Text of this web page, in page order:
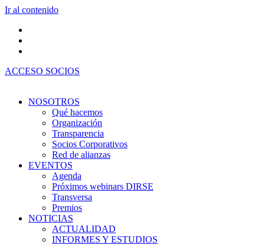
Ir al contenido
ACCESO SOCIOS
NOSOTROS
Qué hacemos
Organización
Transparencia
Socios Corporativos
Red de alianzas
EVENTOS
Agenda
Próximos webinars DIRSE
Transversa
Premios
NOTICIAS
ACTUALIDAD
INFORMES Y ESTUDIOS